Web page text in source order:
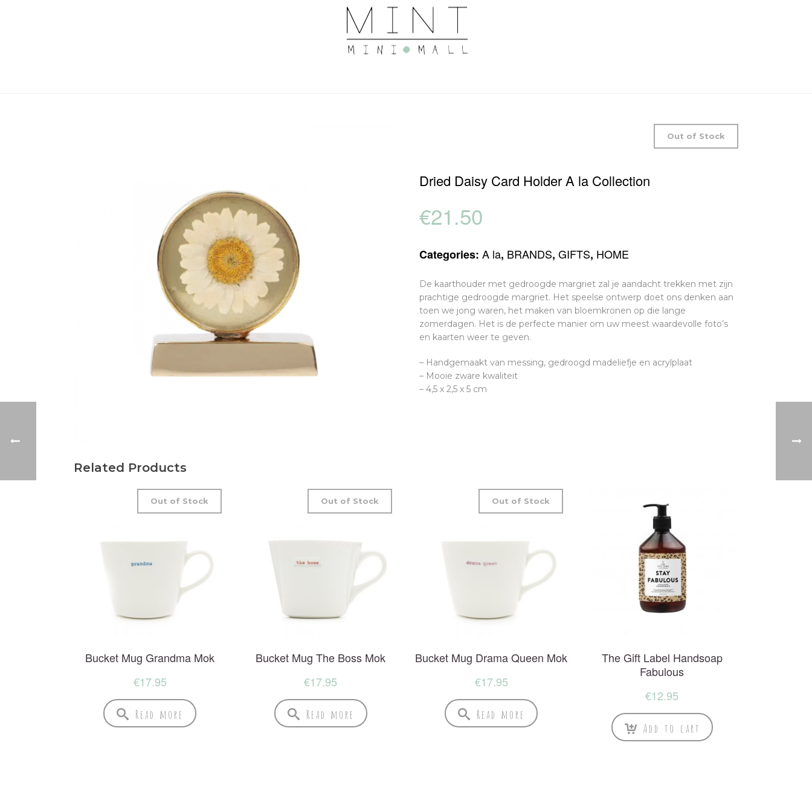
Out of Stock
Dried Daisy Card Holder A la Collection
€21.50
Categories: A la, BRANDS, GIFTS, HOME
De kaarthouder met gedroogde margriet zal je aandacht trekken met zijn
prachtige gedroogde margriet. Het speelse ontwerp doet ons denken aan
toen we jong waren, het maken van bloemkronen op die lange
zomerdagen. Het is de perfecte manier om uw meest waardevolle foto’s
en kaarten weer te geven.
– Handgemaakt van messing, gedroogd madeliefje en acrylplaat
– Mooie zware kwaliteit
– 4,5 x 2,5 x 5 cm
Related Products
Bucket Mug Grandma Mok
Out of Stock
€17.95
Read more
Bucket Mug The Boss Mok
Out of Stock
€17.95
Read more
Bucket Mug Drama Queen Mok
Out of Stock
€17.95
Read more
The Gift Label Handsoap
Fabulous
€12.95
Add to cart